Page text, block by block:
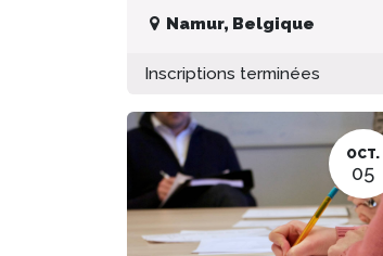
Namur, Belgique
Inscriptions terminées
OCT.
05